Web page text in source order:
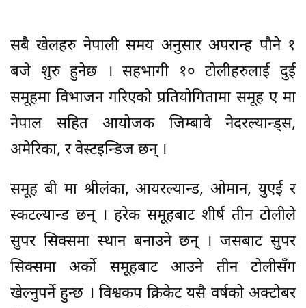
सबै खेलहरु नेपाली समय अनुसार अपरान्ह पौने १
बजे शुरु हुनेछ । सहभागी १० टोलीहरुलाई दुई
समूहमा विभाजन गरिएको प्रतियोगितामा समूह ए मा
नेपाल सहित आयोजक जिम्बावे नेदरल्यान्ड्स,
अमेरिका, र वेस्टइन्डिज छन् ।
समूह बी मा श्रीलंका, आयरल्यान्ड, ओमान, युएई र
स्कटल्यान्ड छन् । हरेक समूहबाट शीर्ष तीन टोलीले
सुपर सिक्समा स्थान बनाउने छन् । जसबाट सुपर
सिक्समा अर्को समूहबाट आउने तीन टोलीसँग
खेल्नुपर्ने हुन्छ । विश्वकप क्रिकेट यसै वर्षको अक्टोबर